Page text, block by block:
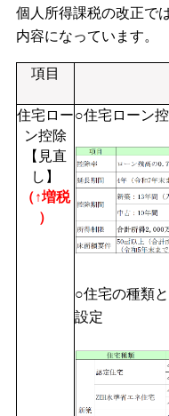
個人所得課税の改正で
内容になっています。
項目
住宅ロー
ン控除
【見直
し】
（↑増税
）
○住宅ローン
○住宅の種類
設定